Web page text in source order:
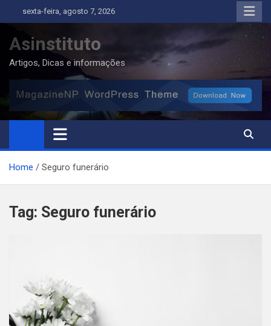
to
content
sexta-feira, agosto 7, 2026
Asinstituto
Artigos, Dicas e informações
Home Seguro funerário
Tag: Seguro funerário